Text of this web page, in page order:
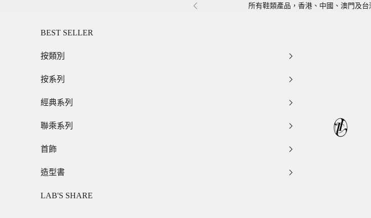
上一個 所有鞋類產品，香港、中國、澳門及台
LEATHER
BEST SELLER
按類別
按系列
經典系列
聯乘系列
首飾
造型書
LAB'S SHARE